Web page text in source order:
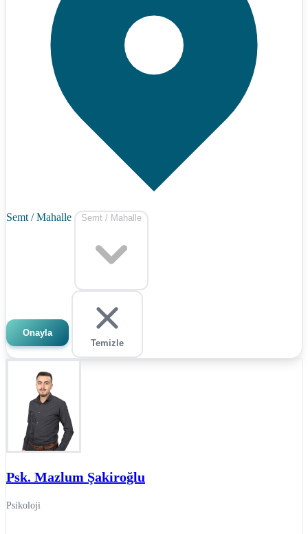
Semt / Mahalle Semt / Mahalle
Onayla
Temizle
Psk. Mazlum Şakiroğlu
Psikoloji